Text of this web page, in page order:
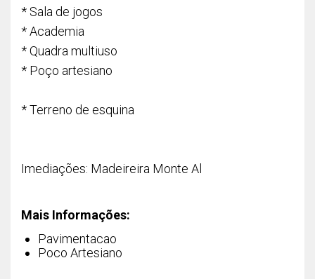
* Sala de jogos
* Academia
* Quadra multiuso
* Poço artesiano
* Terreno de esquina
Imediações: Madeireira Monte Al
Mais Informações:
Pavimentacao
Poco Artesiano